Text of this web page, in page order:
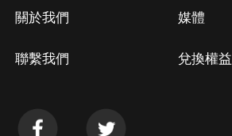
關於我們
聯繫我們
媒體
兌換權益